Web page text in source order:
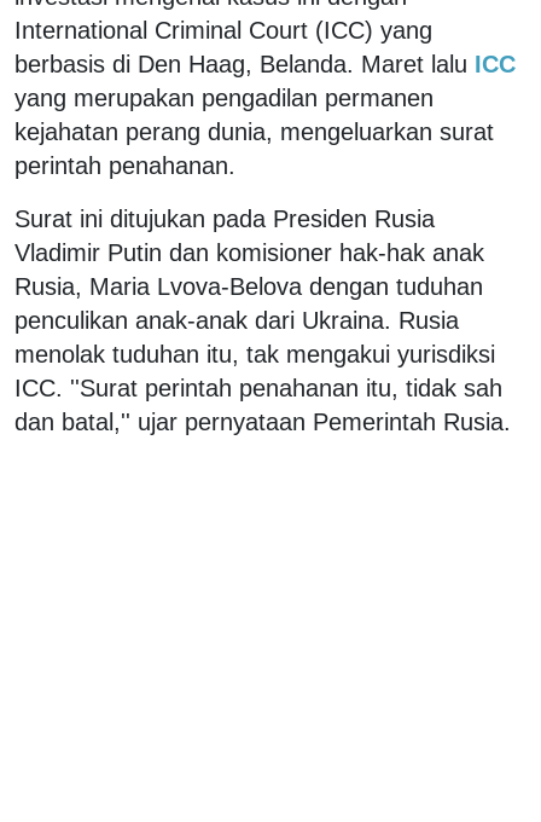
International Criminal Court (ICC) yang
berbasis di Den Haag, Belanda. Maret lalu ICC
yang merupakan pengadilan permanen
kejahatan perang dunia, mengeluarkan surat
perintah penahanan.
Surat ini ditujukan pada Presiden Rusia
Vladimir Putin dan komisioner hak-hak anak
Rusia, Maria Lvova-Belova dengan tuduhan
penculikan anak-anak dari Ukraina. Rusia
menolak tuduhan itu, tak mengakui yurisdiksi
ICC. ''Surat perintah penahanan itu, tidak sah
dan batal,'' ujar pernyataan Pemerintah Rusia.